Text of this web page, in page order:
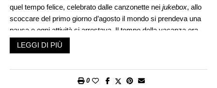
quel tempo felice, celebrato dalle canzonette nei jukebox, allo
scoccare del primo giorno d’agosto il mondo si prendeva una
pausa e ogni attività si arrestava. Il tempo della vacanza era
completamente diverso dalla vita quotidiana: il mare al posto
del cemento, il divertimento invece del lavoro in fabbrica o in
comandavano la disciplina e le regole. In quei giorni sulla
LEGGI DI PIÙ
0